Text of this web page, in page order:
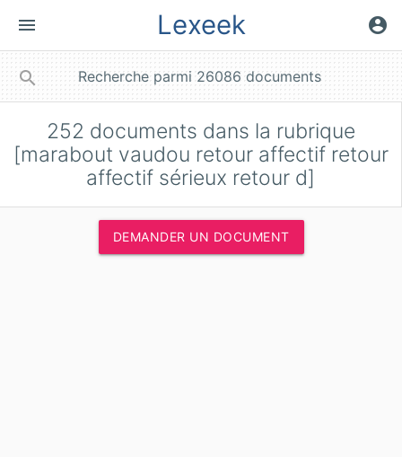
menu Lexeek account_circle
search
252 documents dans la rubrique
[marabout vaudou retour affectif retour
affectif sérieux retour d]
DEMANDER UN DOCUMENT